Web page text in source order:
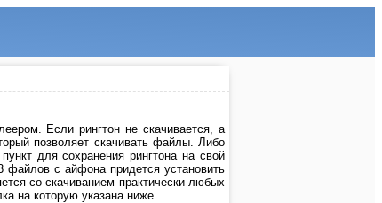
Если рингтон не скачивается, а
позволяет скачивать файлы. Либо
для сохранения рингтона на свой
файлов с айфона придется установить
со скачиванием практически любых
на которую указана ниже.